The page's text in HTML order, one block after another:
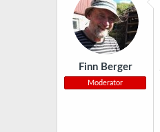
Finn Berger
Moderator